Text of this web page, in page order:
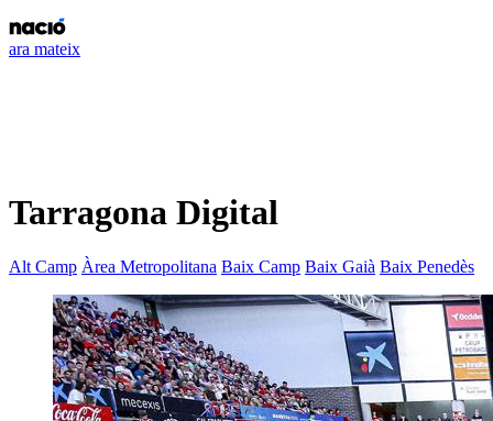
ara mateix
Tarragona Digital
Alt Camp Àrea Metropolitana Baix Camp Baix Gaià Baix Penedès